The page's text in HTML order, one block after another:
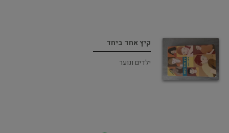
קיץ אחד ביחד
ילדים ונוער